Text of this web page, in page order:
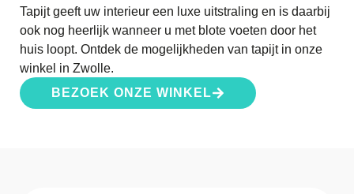
Tapijt geeft uw interieur een luxe uitstraling en is daarbij
ook nog heerlijk wanneer u met blote voeten door het
huis loopt. Ontdek de mogelijkheden van tapijt in onze
winkel in Zwolle.
BEZOEK ONZE WINKEL